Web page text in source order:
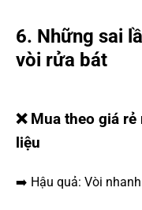
6. Những sai
vòi rửa bát
❌ Mua theo giá
liệu
➡️ Hậu quả: Vòi